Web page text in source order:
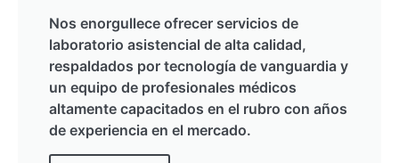
Nos enorgullece ofrecer servicios de
laboratorio asistencial de alta calidad,
respaldados por tecnología de vanguardia y
un equipo de profesionales médicos
altamente capacitados en el rubro con años
de experiencia en el mercado.